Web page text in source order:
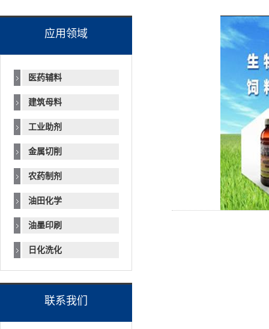
应用领域
医药辅料
建筑母料
工业助剂
金属切削
农药制剂
油田化学
油墨印刷
日化洗化
联系我们